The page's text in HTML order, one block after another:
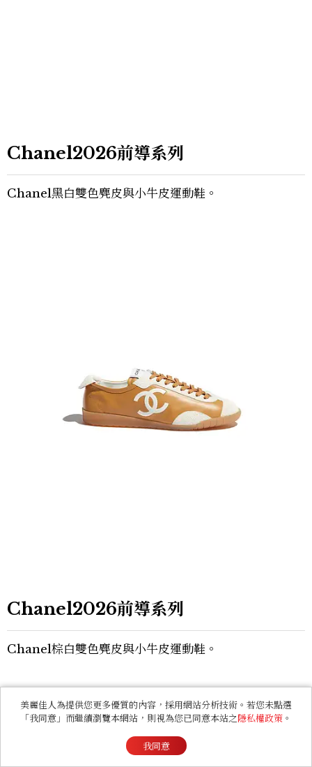
Chanel2026前導系列
Chanel黑白雙色麂皮與小牛皮運動鞋。
Chanel2026前導系列
Chanel棕白雙色麂皮與小牛皮運動鞋。
美麗佳人為提供您更多優質的內容，採用網站分析技術。若您未點選
「我同意」而繼續瀏覽本網站，則視為您已同意本站之隱私權政策 。
我同意